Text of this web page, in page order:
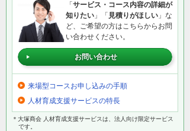
「 サービス・コース内容の詳細が
知りたい 」「 見積りがほしい 」な
ど、ご希望の方はこちらからお問
い合わせください。
お問い合わせ
来場型コースお申し込みの手順
人材育成支援サービスの特長
＊大塚商会 人材育成支援サービスは、法人向け限定サービス
です。